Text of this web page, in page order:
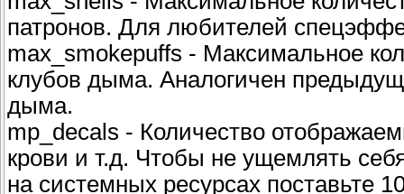
патронов. Для любителей
max_smokepuffs - Максимальное
клубов дыма. Аналогичен
дыма.
mp_decals - Количество
крови и т.д. Чтобы не ущемлять
на системных ресурсах поставьте